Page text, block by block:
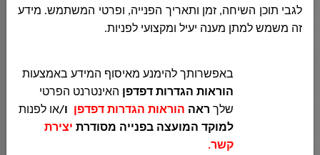
المشتريات
לגבי תוכן השיחה, זמן ותאריך הפנייה, ופרטי המשתמש. מידע
זה משמש למתן מענה יעיל ומקצועי לפניות.
באפשרותך להימנע מאיסוף המידע באמצעות
הוראות הגדרות דפדפן
האינטרנט הפרטי
שלך ראה הוראות הגדרות דפדפן ו/או לפנות
למוקד המועצה בפנייה מסודרת יצירת
קשר.